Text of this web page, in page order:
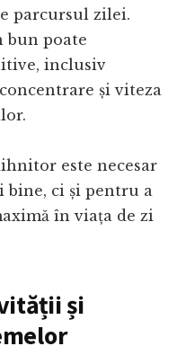
parcursul zilei.
bun poate
inclusiv
și viteza
este necesar
bine, ci și pentru a
în viața de zi
și